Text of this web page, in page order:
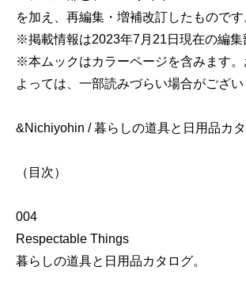
を加え、再編集・増補改訂したものです
※掲載情報は2023年7月21日現在の編集
※本ムックはカラーページを含みます。
よっては、一部読みづらい場合がござい
&Nichiyohin / 暮らしの道具と日用品カタ
（目次）
004
Respectable Things
暮らしの道具と日用品カタログ。